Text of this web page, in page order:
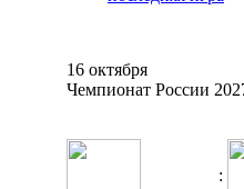
16 октября
Чемпионат России
: